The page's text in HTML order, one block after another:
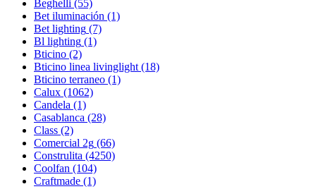
Beghelli (55)
Bet iluminación (1)
Bet lighting (7)
Bl lighting (1)
Bticino (2)
Bticino linea livinglight (18)
Bticino terraneo (1)
Calux (1062)
Candela (1)
Casablanca (28)
Class (2)
Comercial 2g (66)
Construlita (4250)
Coolfan (104)
Craftmade (1)